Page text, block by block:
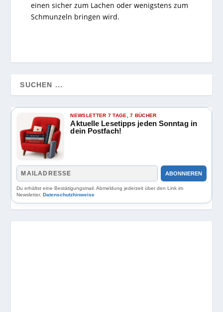
einen sicher zum Lachen oder wenigstens zum
Schmunzeln bringen wird.
NEWSLETTER 7 TAGE, 7 BÜCHER
Aktuelle Lesetipps jeden Sonntag in
dein Postfach!
ABONNIEREN
Du erhältst eine Bestätigungsmail. Abmeldung jederzeit über den Link im
Newsletter.Datenschutzhinweise